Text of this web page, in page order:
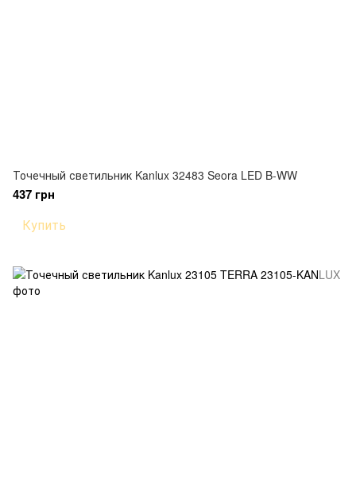
Точечный светильник Kanlux 32483 Seora LED B-WW
437 грн
Купить